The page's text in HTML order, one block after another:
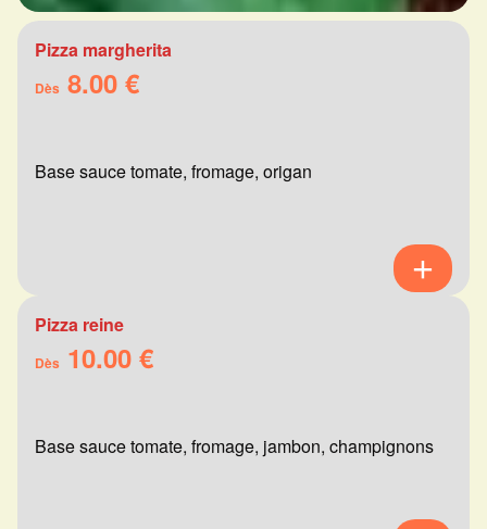
Pizza margherita
Dès 8.00 €
Base sauce tomate, fromage, origan
Pizza reine
Dès 10.00 €
Base sauce tomate, fromage, jambon, champignons